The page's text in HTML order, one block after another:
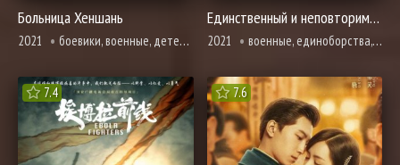
Больница Хеншань
2021 боевики, военные, детектив, драма, история, политика
Единственный и неповторимый
2021 военные, единоборства, мелодрама, политика, романтика
7.4 7.6